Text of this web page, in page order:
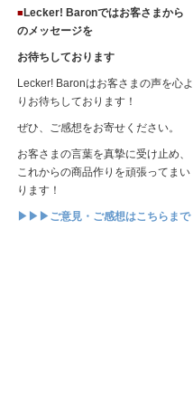
■Lecker! Baronではお客さまから
のメッセージを
お待ちしております
Lecker! Baronはお客さまの声を心よ
りお待ちしております！
ぜひ、ご感想をお寄せください。
お客さまの言葉を真摯に受け止め、
これからの商品作りを頑張ってまい
ります！
▶▶▶ご意見・ご感想はこちらまで